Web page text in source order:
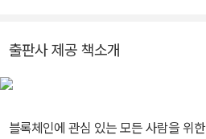
7. 일회용 시크릿 패스워드를 사용해 함
사용자그룹을 중심으로 이더리움 커뮤
고 있다. 2018년 아톰릭스랩 설립 후
하고 있다.
출판사 제공 책소개
블록체인에 관심 있는 모든 사람을 위